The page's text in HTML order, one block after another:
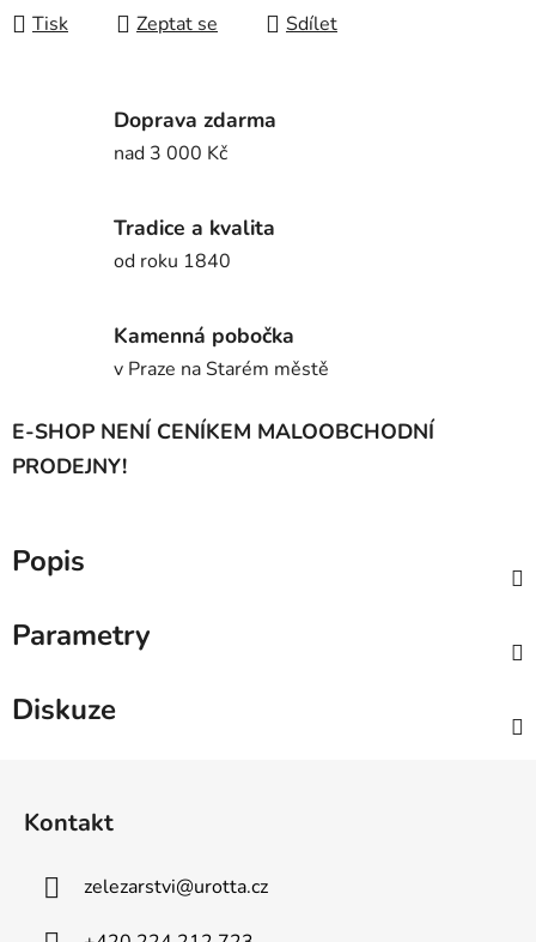
Tisk Zeptat se Sdílet
Doprava zdarma
nad 3 000 Kč
Tradice a kvalita
od roku 1840
Kamenná pobočka
v Praze na Starém městě
E-SHOP NENÍ CENÍKEM MALOOBCHODNÍ
PRODEJNY!
Popis
Parametry
Diskuze
Kontakt
zelezarstvi@urotta.cz